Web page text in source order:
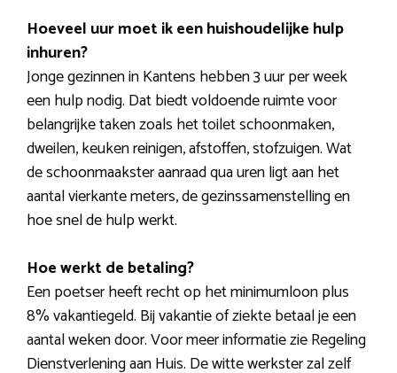
Hoeveel uur moet ik een huishoudelijke hulp
inhuren?
Jonge gezinnen in Kantens hebben 3 uur per week
een hulp nodig. Dat biedt voldoende ruimte voor
belangrijke taken zoals het toilet schoonmaken,
dweilen, keuken reinigen, afstoffen, stofzuigen. Wat
de schoonmaakster aanraad qua uren ligt aan het
aantal vierkante meters, de gezinssamenstelling en
hoe snel de hulp werkt.
Hoe werkt de betaling?
Een poetser heeft recht op het minimumloon plus
8% vakantiegeld. Bij vakantie of ziekte betaal je een
aantal weken door. Voor meer informatie zie Regeling
Dienstverlening aan Huis. De witte werkster zal zelf